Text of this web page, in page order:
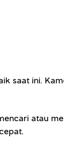
saat ini.
atau